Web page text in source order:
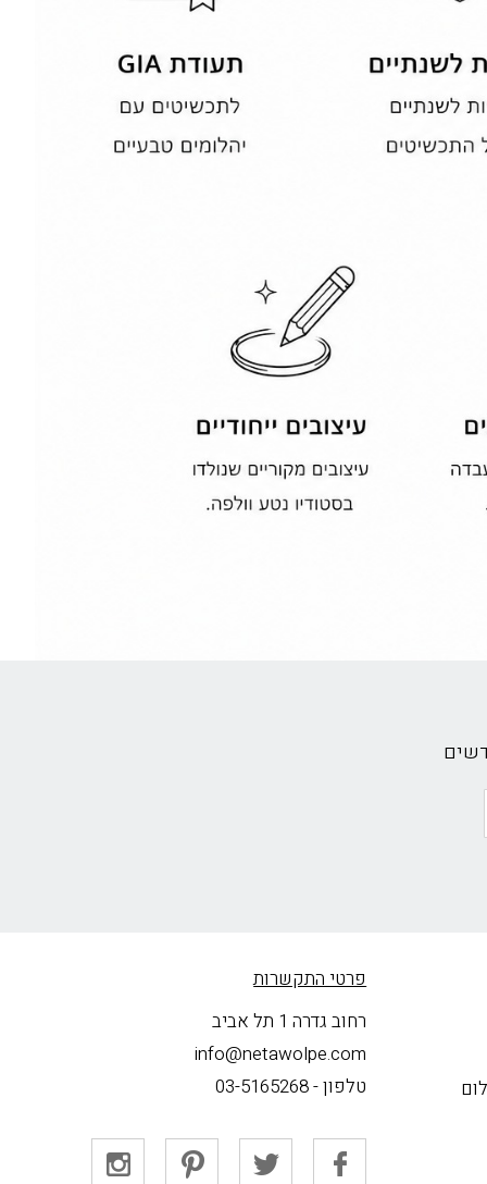
פרטי התקשרות
רחוב גדרה 1 תל אביב
info@netawolpe.com
טלפון -03-5165268